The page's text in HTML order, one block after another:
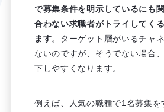
で募集条件を明示しているにも
合わない求職者がトライしてく
ます。ターゲット層がいるチャ
ないのですが、そうでない場合
下しやすくなります。
例えば、人気の職種で1名募集を